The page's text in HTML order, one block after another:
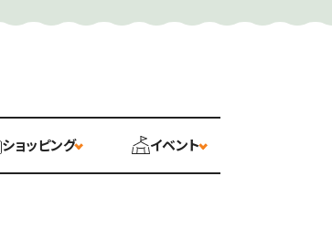
ショッピング イベント